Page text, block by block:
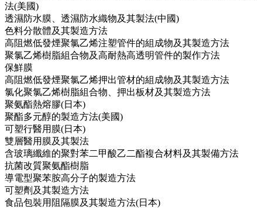
法(美國)
透濕防水膜、透濕防水織物及其製法(中國)
色料分散體及其製造方法
高阻燃低發煙聚氯乙烯注塑管件的組成物及其製造方法
聚氯乙烯樹脂組合物及高耐熱高透明管件的製作方法
保鮮膜
高阻燃低發煙聚氯乙烯押出管材的組成物及其製造方法
氯化聚氯乙烯樹脂組合物、押出板材及其製造方法
聚氨酯熱熔膠(日本)
聚酯多元醇的製造方法(美國)
可塑行醫用膜(日本)
雙層醫用膜及其製法
含玻璃纖維的聚對苯二甲酸乙二酯複合材料及其製備方法
抗菌改質聚氨酯樹脂
導電型聚苯胺高分子的製造方法
可塑劑及其製造方法
食品包裝用阻隔膜及其製造方法(日本)